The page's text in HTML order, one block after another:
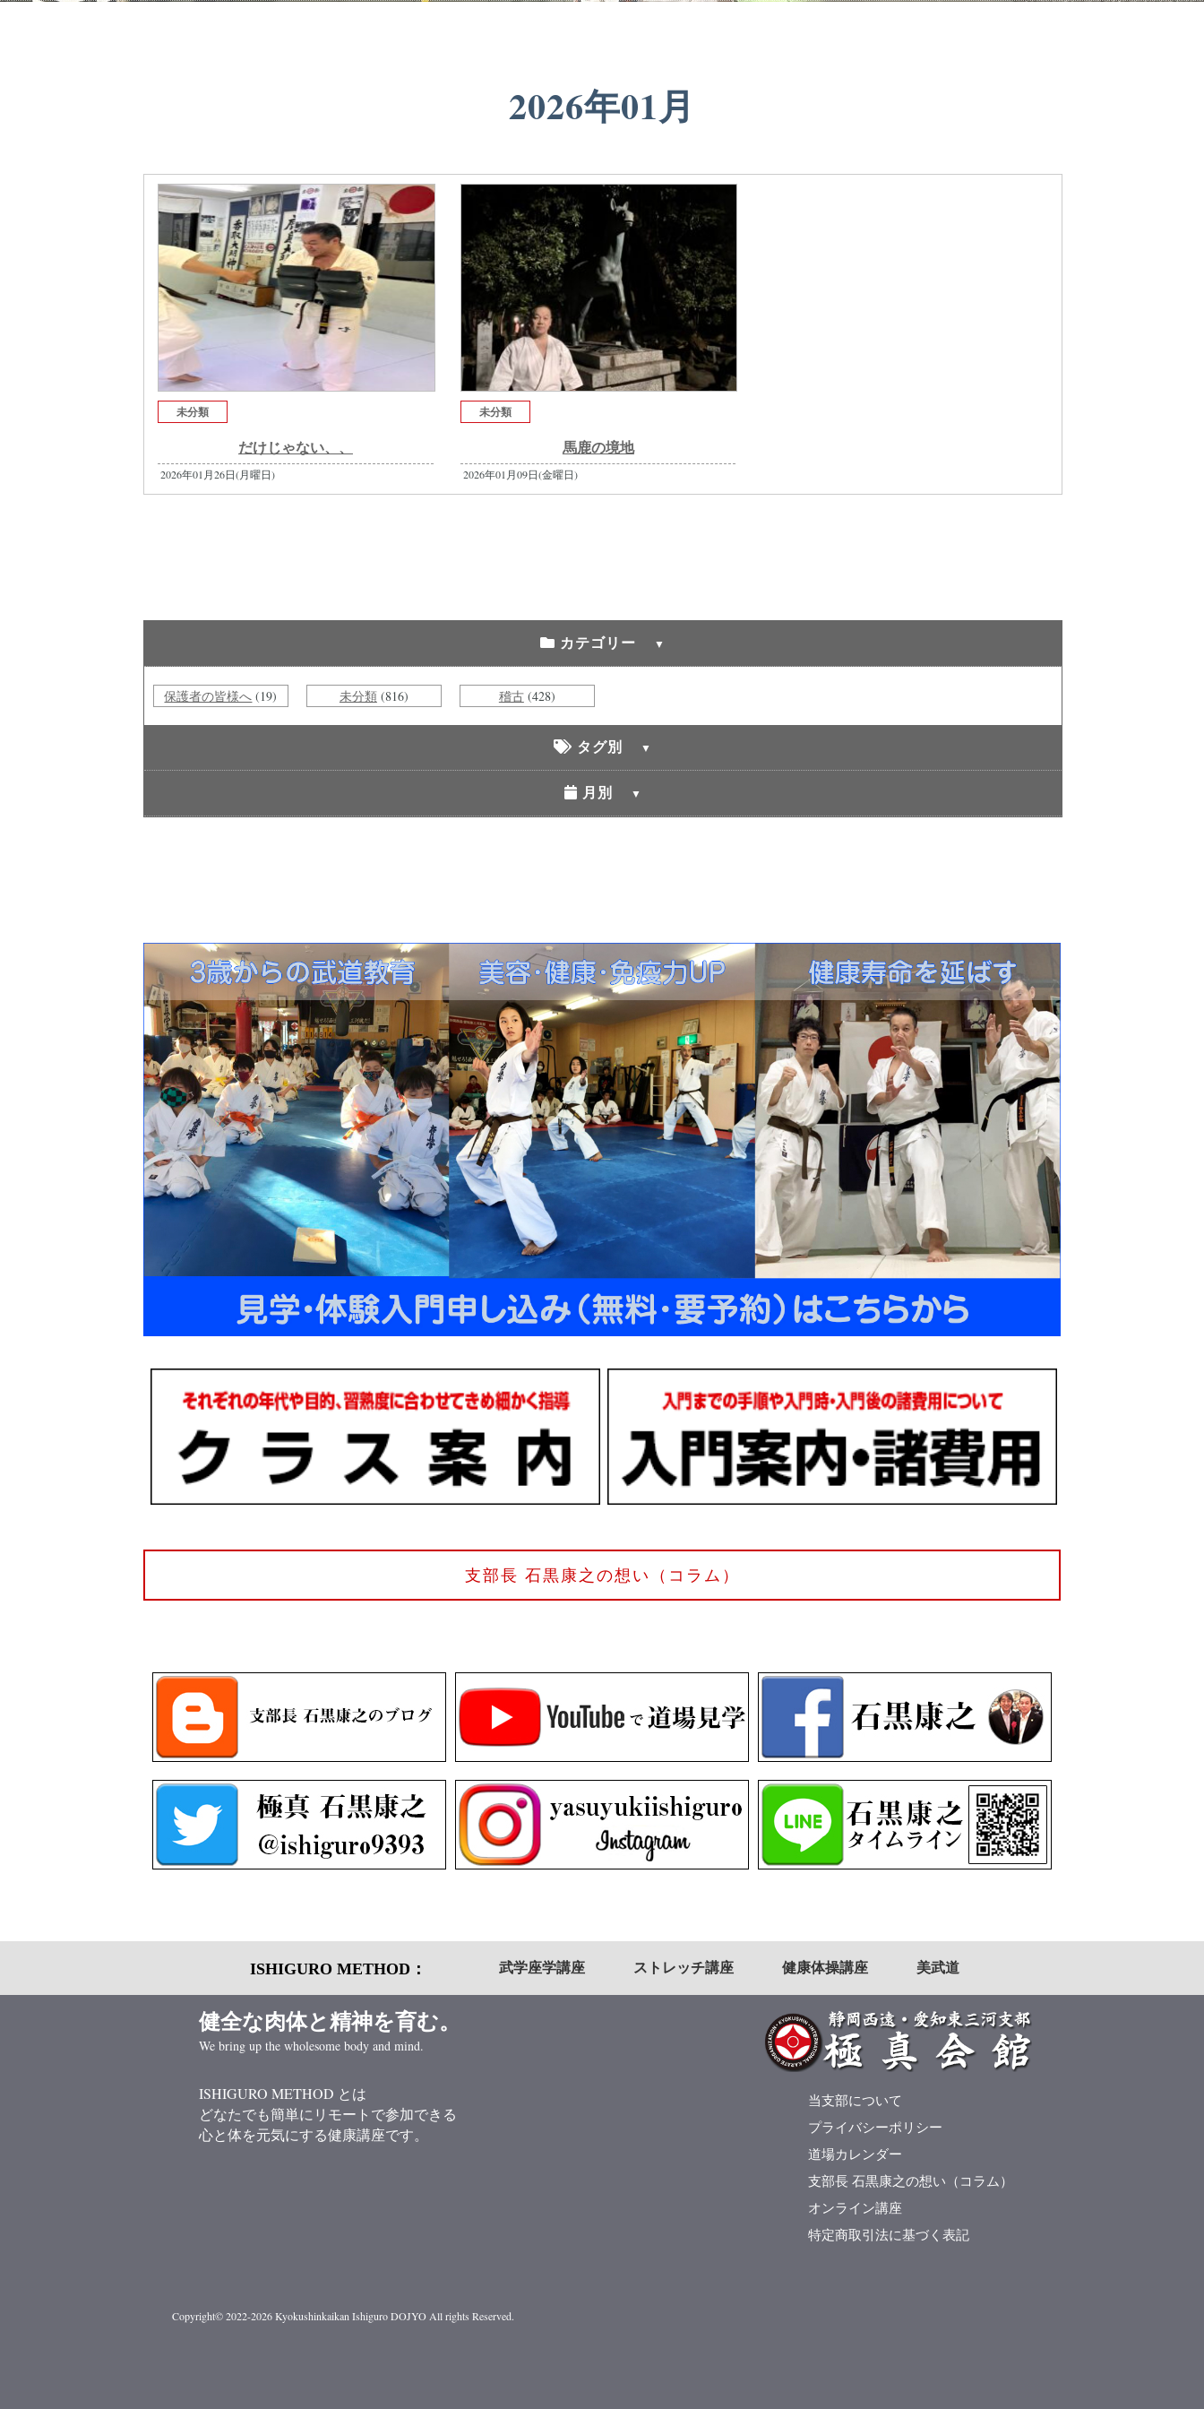
2026年01月
未分類
だけじゃない、、
2026年01月26日(月曜日)
未分類
馬鹿の境地
2026年01月09日(金曜日)
カテゴリー
保護者の皆様へ (19) 未分類(816) 稽古(428)
タグ別
月別
支部長 石黒康之の想い（コラム）
ISHIGURO METHOD： 武学座学講座 ストレッチ講座 健康体操講座 美武道
当支部について
プライバシーポリシー
道場カレンダー
支部長 石黒康之の想い（コラム）
オンライン講座
特定商取引法に基づく表記
健全な肉体と精神を育む。
We bring up the wholesome body and mind.
ISHIGURO METHOD とは
どなたでも簡単にリモートで参加できる
心と体を元気にする健康講座です。
Copyright© 2022-2026 Kyokushinkaikan Ishiguro DOJYO All rights Reserved.